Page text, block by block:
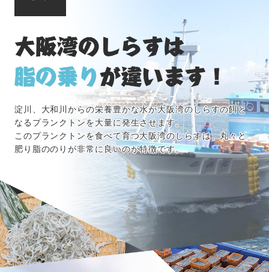
淀川、大和川からの栄養豊かな水が大阪湾のしらすの餌と
なるプランクトンを大量に発生させます。
このプランクトンを食べて育つ大阪湾のしらすは、丸々と
肥り脂ののりが非常に良いのが特徴です。